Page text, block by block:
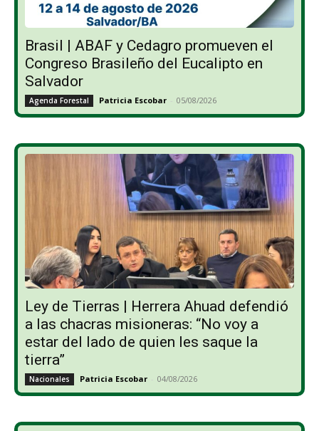
Brasil | ABAF y Cedagro promueven el
Congreso Brasileño del Eucalipto en
Salvador
Agenda Forestal Patricia Escobar - 05/08/2026
Ley de Tierras | Herrera Ahuad defendió
a las chacras misioneras: “No voy a
estar del lado de quien les saque la
tierra”
Nacionales Patricia Escobar - 04/08/2026